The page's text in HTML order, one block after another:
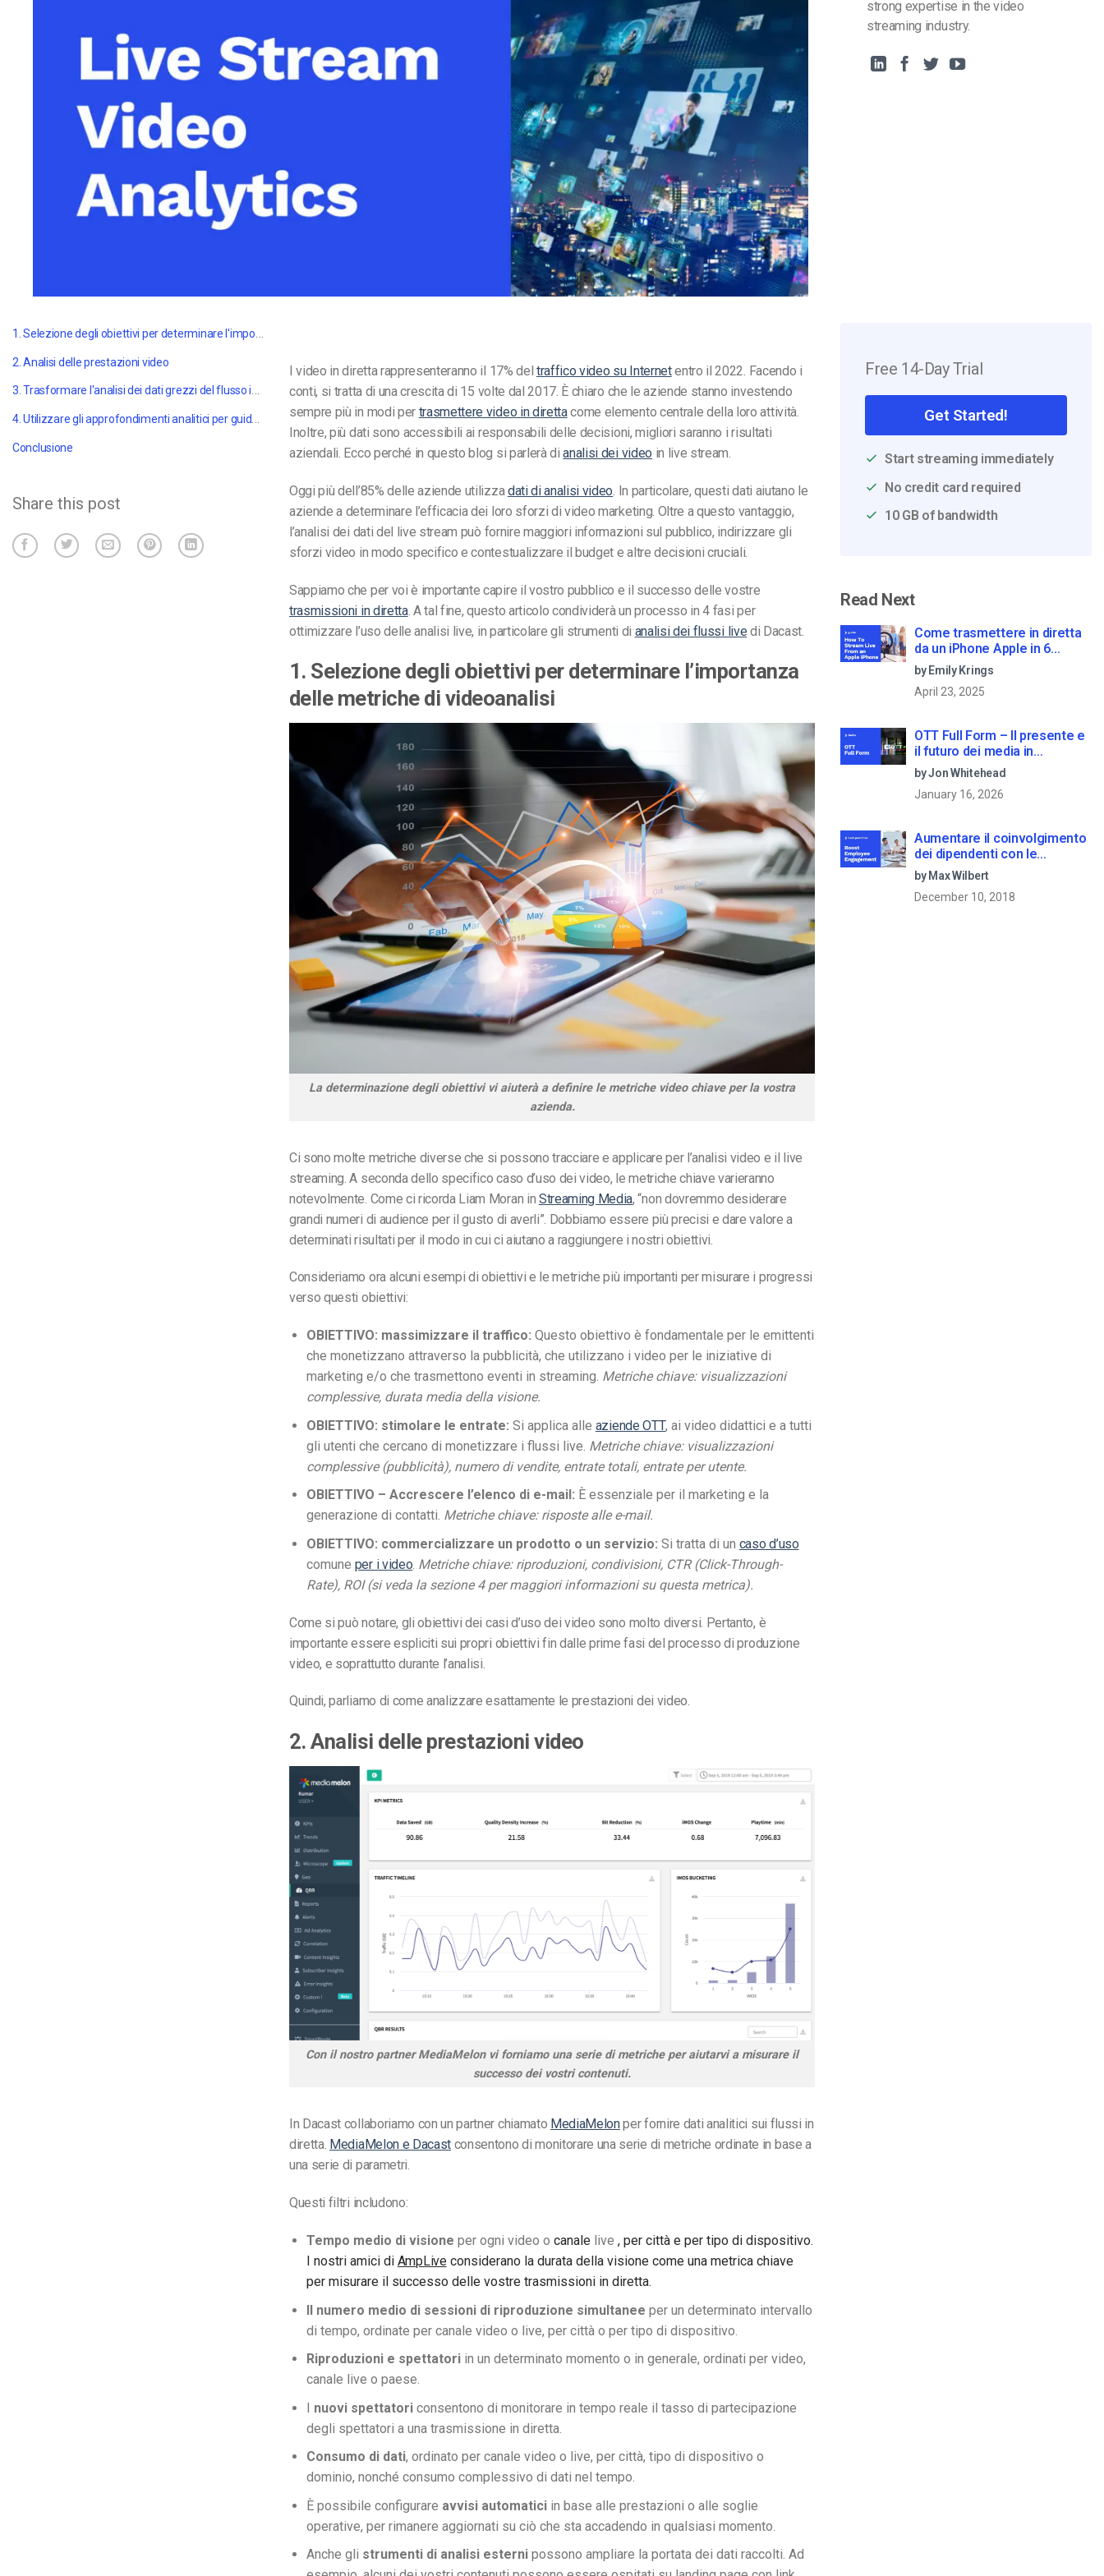
Privacy e Sicurezza
Monetizzazione Video
Video Marketing
strong expertise in the video
streaming industry.
1. Selezione degli obiettivi per determinare l'importanza delle metriche di videoanalisi
2. Analisi delle prestazioni video
3. Trasformare l'analisi dei dati grezzi del flusso in tempo reale in un'intelligenza fattibile
4. Utilizzare gli approfondimenti analitici per guidare le decisioni aziendali
Conclusione
Share this post
I video in diretta rappresenteranno il 17% del traffico video su Internetentro il 2022. Facendo i
conti, si tratta di una crescita di 15 volte dal 2017. È chiaro che le aziende stanno investendo
sempre più in modi per trasmettere video in direttacome elemento centrale della loro attività.
Inoltre, più dati sono accessibili ai responsabili delle decisioni, migliori saranno i risultati
aziendali. Ecco perché in questo blog si parlerà dianalisi dei video in live stream.
Oggi più dell’85% delle aziende utilizzadati di analisi video . In particolare, questi dati aiutano le
aziende a determinare l’efficacia dei loro sforzi di video marketing. Oltre a questo vantaggio,
l’analisi dei dati del live stream può fornire maggiori informazioni sul pubblico, indirizzare gli
sforzi video in modo specifico e contestualizzare il budget e altre decisioni cruciali.
Sappiamo che per voi è importante capire il vostro pubblico e il successo delle vostre
trasmissioni in diretta. A tal fine, questo articolo condividerà un processo in 4 fasi per
ottimizzare l’uso delle analisi live, in particolare gli strumenti di analisi dei flussi live di Dacast.
1. Selezione degli obiettivi per determinare l’importanza
delle metriche di videoanalisi
La determinazione degli obiettivi vi aiuterà a definire le metriche video chiave per la vostra
azienda.
Ci sono molte metriche diverse che si possono tracciare e applicare per l’analisi video e il live
streaming. A seconda dello specifico caso d’uso dei video, le metriche chiave varieranno
notevolmente. Come ci ricorda Liam Moran in Streaming Media, “non dovremmo desiderare
grandi numeri di audience per il gusto di averli”. Dobbiamo essere più precisi e dare valore a
determinati risultati per il modo in cui ci aiutano a raggiungere i nostri obiettivi.
Consideriamo ora alcuni esempi di obiettivi e le metriche più importanti per misurare i progressi
verso questi obiettivi:
OBIETTIVO: massimizzare il traffico: Questo obiettivo è fondamentale per le emittenti
che monetizzano attraverso la pubblicità, che utilizzano i video per le iniziative di
marketing e/o che trasmettono eventi in streaming. Metriche chiave: visualizzazioni
complessive, durata media della visione.
OBIETTIVO: stimolare le entrate: Si applica alle aziende OTT, ai video didattici e a tutti
gli utenti che cercano di monetizzare i flussi live. Metriche chiave: visualizzazioni
complessive (pubblicità), numero di vendite, entrate totali, entrate per utente.
OBIETTIVO – Accrescere l’elenco di e-mail: È essenziale per il marketing e la
generazione di contatti. Metriche chiave: risposte alle e-mail.
OBIETTIVO: commercializzare un prodotto o un servizio: Si tratta di un caso d’uso
comune per i video. Metriche chiave: riproduzioni, condivisioni, CTR (Click-Through-
Rate), ROI (si veda la sezione 4 per maggiori informazioni su questa metrica).
Come si può notare, gli obiettivi dei casi d’uso dei video sono molto diversi. Pertanto, è
importante essere espliciti sui propri obiettivi fin dalle prime fasi del processo di produzione
video, e soprattutto durante l’analisi.
Quindi, parliamo di come analizzare esattamente le prestazioni dei video.
2. Analisi delle prestazioni video
Con il nostro partner MediaMelon vi forniamo una serie di metriche per aiutarvi a misurare il
successo dei vostri contenuti.
In Dacast collaboriamo con un partner chiamato MediaMelonper fornire dati analitici sui flussi in
diretta. MediaMelon e Dacast consentono di monitorare una serie di metriche ordinate in base a
una serie di parametri.
Questi filtri includono:
Tempo medio di visione per ogni video o canalelive , per città e per tipo di dispositivo.
I nostri amici di AmpLiveconsiderano la durata della visione come una metrica chiave
per misurare il successo delle vostre trasmissioni in diretta.
Il numero medio di sessioni di riproduzione simultanee per un determinato intervallo
di tempo, ordinate per canale video o live, per città o per tipo di dispositivo.
Riproduzioni e spettatoriin un determinato momento o in generale, ordinati per video,
canale live o paese.
I nuovi spettatori consentono di monitorare in tempo reale il tasso di partecipazione
degli spettatori a una trasmissione in diretta.
Consumo di dati, ordinato per canale video o live, per città, tipo di dispositivo o
dominio, nonché consumo complessivo di dati nel tempo.
È possibile configurare avvisi automaticiin base alle prestazioni o alle soglie
operative, per rimanere aggiornati su ciò che sta accadendo in qualsiasi momento.
Anche gli strumenti di analisi esterni possono ampliare la portata dei dati raccolti. Ad
Free 14-Day Trial
Get Started!
Start streaming immediately
No credit card required
10 GB of bandwidth
Read Next
Come trasmettere in diretta
da un iPhone Apple in 6
semplici passi
by Emily Krings
April 23, 2025
OTT Full Form – Il presente e
il futuro dei media in
streaming
by Jon Whitehead
January 16, 2026
Aumentare il coinvolgimento
dei dipendenti con le
comunicazioni aziendali in
live streaming
by Max Wilbert
December 10, 2018